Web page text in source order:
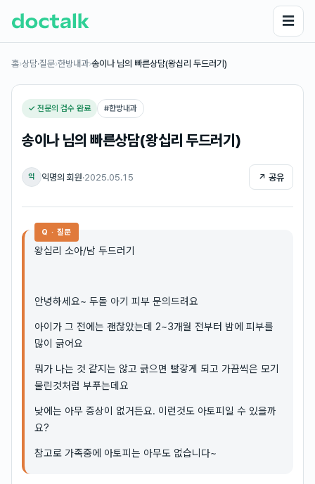
☰
홈›상담·질문›한방내과›송이나 님의 빠른상담(왕십리 두드러기)
✓ 전문의 검수 완료 #한방내과
송이나 님의 빠른상담(왕십리 두드러기)
익 익명의 회원·2025.05.15 ↗ 공유
Q · 질문
왕십리 소아/남 두드러기
안녕하세요~ 두돌 아기 피부 문의드려요
아이가 그 전에는 괜찮았는데 2~3개월 전부터 밤에 피부를
많이 긁어요
뭐가 나는 것 같지는 않고 긁으면 빨갛게 되고 가끔씩은 모기
물린것처럼 부푸는데요
낮에는 아무 증상이 없거든요. 이런것도 아토피일 수 있을까
요?
참고로 가족중에 아토피는 아무도 없습니다~